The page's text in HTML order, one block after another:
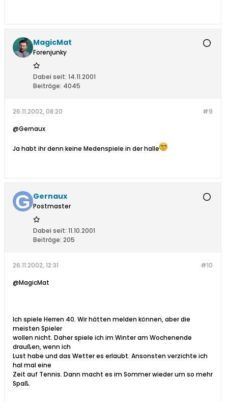
MagicMat
Forenjunky
Dabei seit: 14.11.2001
Beiträge: 4045
#9
26.11.2002, 08:20
@Gernaux
Ja habt ihr denn keine Medenspiele in der halle
Gernaux
Postmaster
Dabei seit: 11.10.2001
Beiträge: 205
#10
26.11.2002, 12:31
@MagicMat
Ich spiele Herren 40. Wir hätten melden können, aber die
meisten Spieler
wollen nicht. Daher spiele ich im Winter am Wochenende
draußen, wenn ich
Lust habe und das Wetter es erlaubt. Ansonsten verzichte ich
hal mal eine
Zeit auf Tennis. Dann macht es im Sommer wieder um so mehr
Spaß.